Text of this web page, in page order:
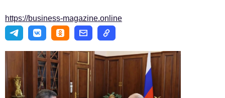
Мероприятия
Телефон редакции: +7 495 727-01-67
https://business-magazine.online